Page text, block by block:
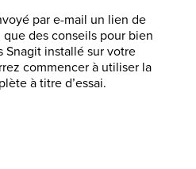
par e-mail un lien de
des conseils pour bien
Snagit installé sur votre
commencer à utiliser la
à titre d’essai.